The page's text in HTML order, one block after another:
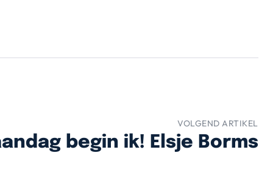
VOLGEND ARTIKEL
begin ik! Elsje Borms